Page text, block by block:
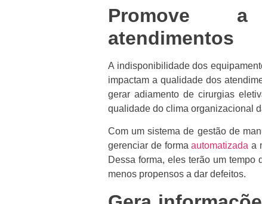
Promove
atendimentos
A indisponibilidade dos
impactam a qualidade dos
gerar adiamento de cirurgias
qualidade do clima organizacional
Com um sistema de gestão de
gerenciar de formaautomatizada a
Dessa forma, eles terão um
menos propensos a dar defeitos.